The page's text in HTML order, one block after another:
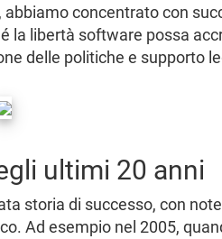
concentrato con
la libertà software possa
delle politiche e supporto
ultimi 20 anni
storia di successo, con
Ad esempio nel 2005,